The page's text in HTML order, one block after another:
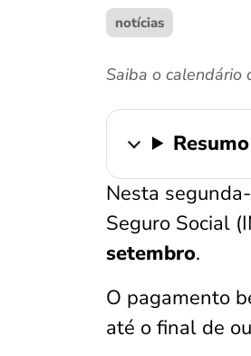
notícias
Saiba o calendário
Nesta
Seguro Social
setembro.
O pagamento
até o final de